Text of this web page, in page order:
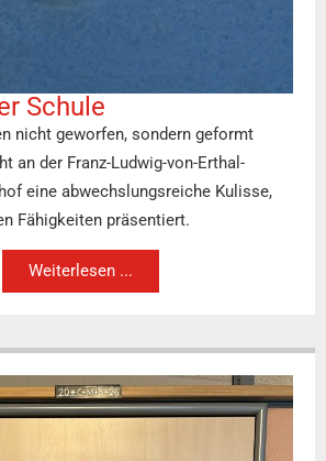
Schule
nicht geworfen, sondern geformt
an der Franz-Ludwig-von-Erthal-
eine abwechslungsreiche Kulisse,
Fähigkeiten präsentiert.
Weiterlesen ...